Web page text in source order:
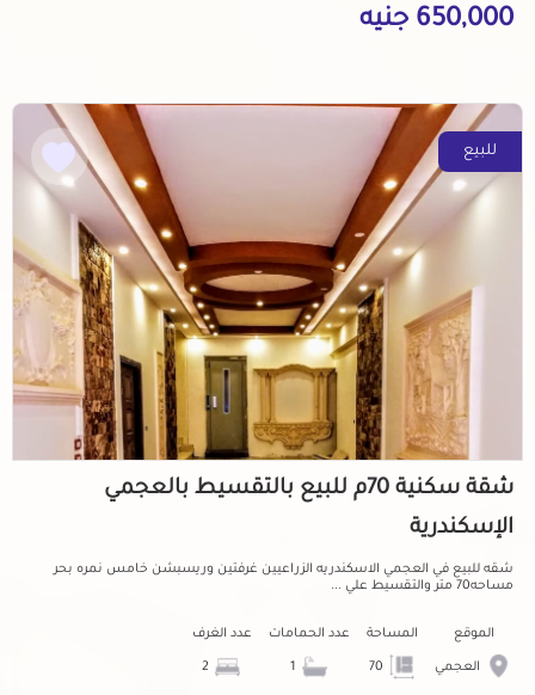
650,000 جنيه
للبيع
شقة سكنية 70م للبيع بالتقسيط بالعجمي
الإسكندرية
شقه للبيع في العجمي الاسكندريه الزراعيين غرفتين وريسبشن خامس نمره بحر
مساحه70 متر والتقسيط علي ...
الموقع
العجمي
المساحة عدد الحمامات عدد الغرف